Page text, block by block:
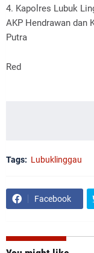
4. Kapolres Lubuk
AKP Hendrawan dan
Putra
Red
Tags: Lubuklinggau
Facebook